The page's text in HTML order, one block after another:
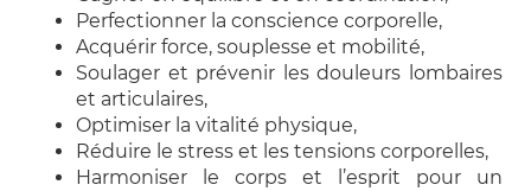
Perfectionner la conscience corporelle,
Acquérir force, souplesse et mobilité,
Soulager et prévenir les douleurs lombaires
et articulaires,
Optimiser la vitalité physique,
Réduire le stress et les tensions corporelles,
Harmoniser le corps et l’esprit pour un